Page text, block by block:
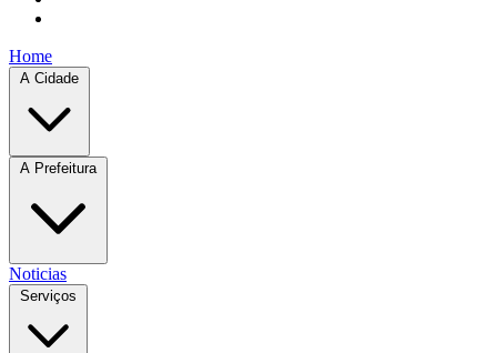
Home
A Cidade
A Prefeitura
Noticias
Serviços